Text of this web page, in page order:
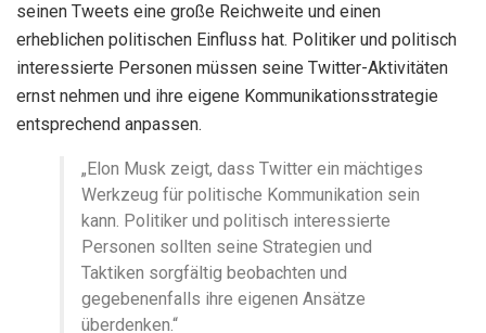
seinen Tweets eine große Reichweite und einen
erheblichen politischen Einfluss hat. Politiker und politisch
interessierte Personen müssen seine Twitter-Aktivitäten
ernst nehmen und ihre eigene Kommunikationsstrategie
entsprechend anpassen.
„Elon Musk zeigt, dass Twitter ein mächtiges
Werkzeug für politische Kommunikation sein
kann. Politiker und politisch interessierte
Personen sollten seine Strategien und
Taktiken sorgfältig beobachten und
gegebenenfalls ihre eigenen Ansätze
überdenken.“